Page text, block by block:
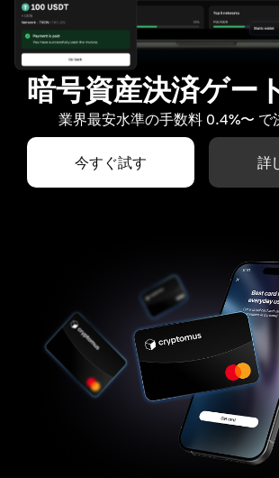
暗号資産決済ゲー
業界最安水準の手数料 0.4%〜 で
今すぐ試す 詳